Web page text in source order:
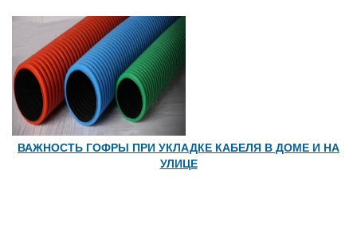
ВАЖНОСТЬ ГОФРЫ ПРИ УКЛАДКЕ КАБЕЛЯ В ДОМЕ И НА
УЛИЦЕ